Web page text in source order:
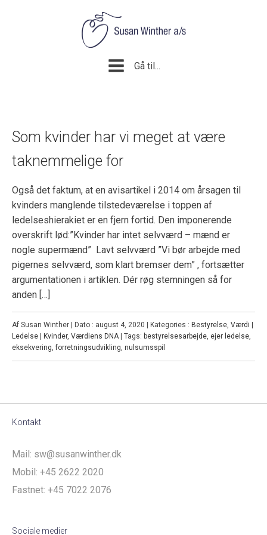
Gå til...
Som kvinder har vi meget at være
taknemmelige for
Også det faktum, at en avisartikel i 2014 om årsagen til
kvinders manglende tilstedeværelse i toppen af
ledelseshierakiet er en fjern fortid. Den imponerende
overskrift lød:”Kvinder har intet selvværd – mænd er
nogle supermænd” Lavt selvværd ”Vi bør arbejde med
pigernes selvværd, som klart bremser dem” , fortsætter
argumentationen i artiklen. Dér røg stemningen så for
anden […]
Af Susan Winther | Dato : august 4, 2020 | Kategories : Bestyrelse, Værdi |
Ledelse | Kvinder, Værdiens DNA| Tags: bestyrelsesarbejde, ejer ledelse,
eksekvering,forretningsudvikling, nulsumsspil
Kontakt
Mail: sw@susanwinther.dk
Mobil: +45 2622 2020
Fastnet: +45 7022 2076
Sociale medier